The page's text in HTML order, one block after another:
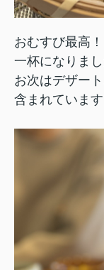
おむすび最高
一杯になりま
お次はデザー
含まれています